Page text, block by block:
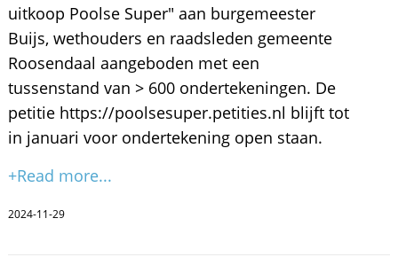
uitkoop Poolse Super" aan burgemeester
Buijs, wethouders en raadsleden gemeente
Roosendaal aangeboden met een
tussenstand van > 600 ondertekeningen. De
petitie https://poolsesuper.petities.nl blijft tot
in januari voor ondertekening open staan.
+Read more...
2024-11-29